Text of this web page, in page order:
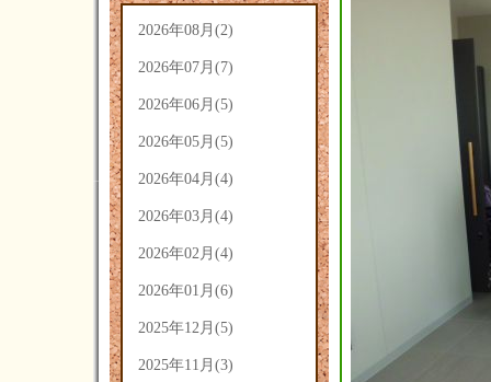
2026年08月(2)
2026年07月(7)
2026年06月(5)
2026年05月(5)
2026年04月(4)
2026年03月(4)
2026年02月(4)
2026年01月(6)
2025年12月(5)
2025年11月(3)